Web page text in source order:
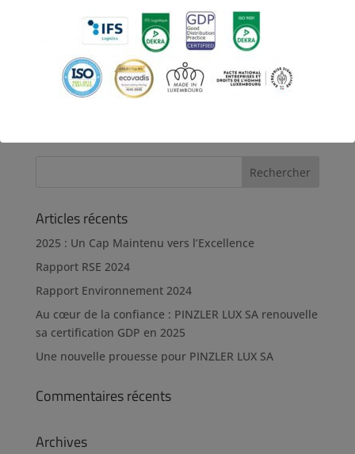
cohérence de notre démarche RSE.
Nous restons pleinement mobilisés pour
transformer nos engagements en actions concrètes,
créatrices de valeur durable pour nos clients, nos
partenaires et la société dans son ensemble.
Articles récents
2025 : Un Cap Maintenu vers l’Excellence
Rapport RSE 2024
Rapport Environnement 2024
Au cœur de la confiance : PINZLER LUX SA renouvelle
sa certification GDP en 2025
Une nouvelle prouesse pour PINZLER LUX SA
Commentaires récents
Archives